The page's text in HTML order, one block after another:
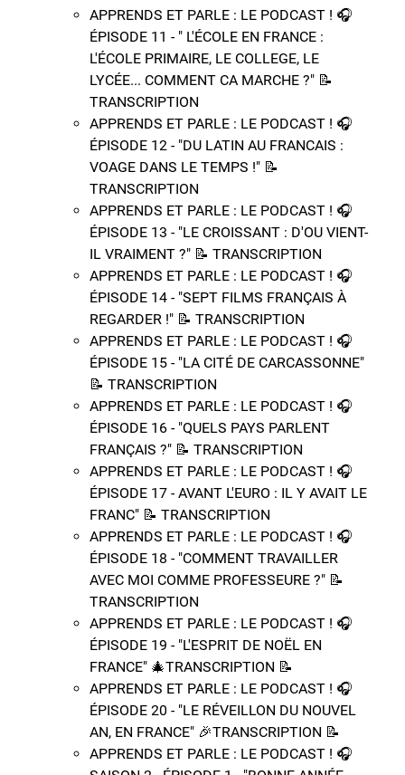
APPRENDS ET PARLE : LE PODCAST ! 🎧
ÉPISODE 11 - " L'ÉCOLE EN FRANCE :
L'ÉCOLE PRIMAIRE, LE COLLEGE, LE
LYCÉE... COMMENT CA MARCHE ?" 📝​
TRANSCRIPTION
APPRENDS ET PARLE : LE PODCAST ! 🎧
ÉPISODE 12 - "DU LATIN AU FRANCAIS :
VOAGE DANS LE TEMPS !" 📝​
TRANSCRIPTION
APPRENDS ET PARLE : LE PODCAST ! 🎧
ÉPISODE 13 - "LE CROISSANT : D'OU VIENT-
IL VRAIMENT ?" 📝​ TRANSCRIPTION
APPRENDS ET PARLE : LE PODCAST ! 🎧
ÉPISODE 14 - "SEPT FILMS FRANÇAIS À
REGARDER !" 📝​ TRANSCRIPTION
APPRENDS ET PARLE : LE PODCAST ! 🎧
ÉPISODE 15 - "LA CITÉ DE CARCASSONNE"
📝​ TRANSCRIPTION
APPRENDS ET PARLE : LE PODCAST ! 🎧
ÉPISODE 16 - "QUELS PAYS PARLENT
FRANÇAIS ?" 📝​ TRANSCRIPTION
APPRENDS ET PARLE : LE PODCAST ! 🎧
ÉPISODE 17 - AVANT L'EURO : IL Y AVAIT LE
FRANC" 📝​ TRANSCRIPTION
APPRENDS ET PARLE : LE PODCAST ! 🎧
ÉPISODE 18 - "COMMENT TRAVAILLER
AVEC MOI COMME PROFESSEURE ?" 📝​
TRANSCRIPTION
APPRENDS ET PARLE : LE PODCAST ! 🎧
ÉPISODE 19 - "L'ESPRIT DE NOËL EN
FRANCE" 🎄TRANSCRIPTION 📝​
APPRENDS ET PARLE : LE PODCAST ! 🎧
ÉPISODE 20 - "LE RÉVEILLON DU NOUVEL
AN, EN FRANCE" 🎉​TRANSCRIPTION 📝​
APPRENDS ET PARLE : LE PODCAST ! 🎧